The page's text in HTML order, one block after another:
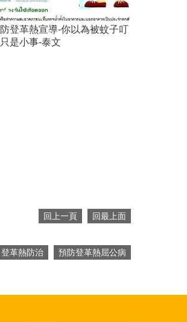
登革熱宣導-你以為被蚊子叮
是小事-泰文
回上一頁 回最上面
登革熱防治 預防登革熱屈公病